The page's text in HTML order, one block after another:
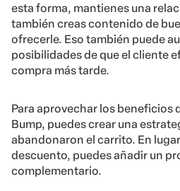
esta forma, mantienes una
también creas contenido de
ofrecerle. Eso también puede
posibilidades de que el cliente
compra más tarde.
Para aprovechar los beneficios
Bump, puedes crear una
abandonaron el carrito. En
descuento, puedes añadir un
complementario.